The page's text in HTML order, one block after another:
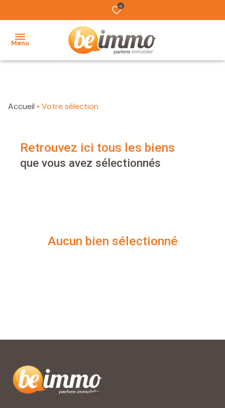
0
Menu
NOS
VENDUS
ESTIMATION
Accueil
Votre sélection
retrouvez ici tous les biens
que vous avez sélectionnés
aucun bien sélectionné